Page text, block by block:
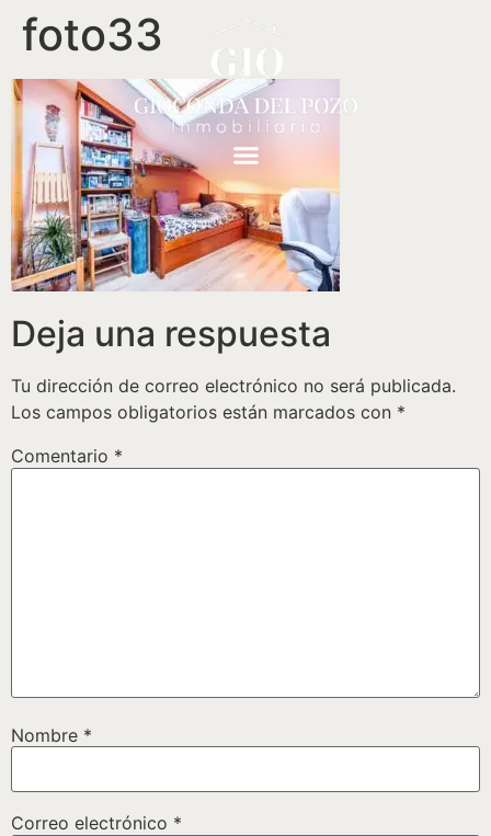
foto33
Deja una respuesta
Tu dirección de correo electrónico no será publicada.
Los campos obligatorios están marcados con *
Comentario *
Nombre *
Correo electrónico *